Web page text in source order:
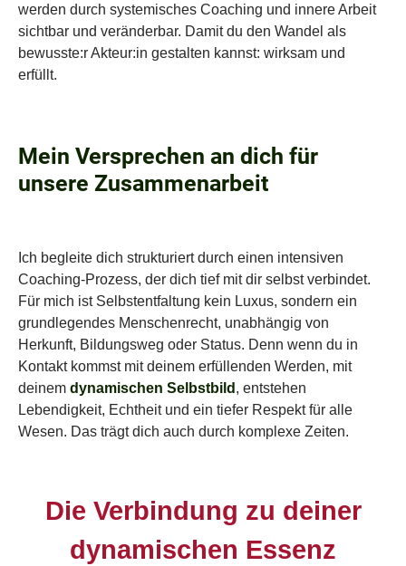
werden durch systemisches Coaching und innere Arbeit
sichtbar und veränderbar. Damit du den Wandel als
bewusste:r Akteur:in gestalten kannst: wirksam und
erfüllt.
Mein Versprechen an dich für
unsere Zusammenarbeit
Ich begleite dich strukturiert durch einen intensiven
Coaching-Prozess, der dich tief mit dir selbst verbindet.
Für mich ist Selbstentfaltung kein Luxus, sondern ein
grundlegendes Menschenrecht, unabhängig von
Herkunft, Bildungsweg oder Status. Denn wenn du in
Kontakt kommst mit deinem erfüllenden Werden, mit
deinem dynamischen Selbstbild , entstehen
Lebendigkeit, Echtheit und ein tiefer Respekt für alle
Wesen. Das trägt dich auch durch komplexe Zeiten.
Die Verbindung zu deiner
dynamischen Essenz